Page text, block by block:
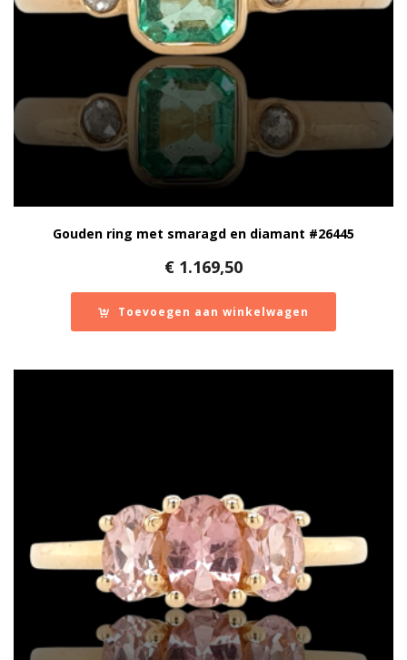
Gouden ring met smaragd en diamant #26445
€ 1.169,50
Toevoegen aan winkelwagen